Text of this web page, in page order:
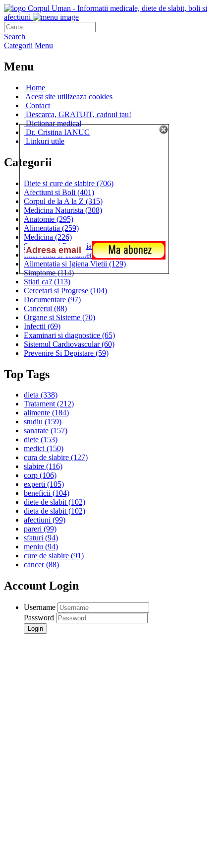
Corpul Uman - Informatii medicale, diete de slabit, boli si
afectiuni
Search
Categorii Menu
Menu
Home
Acest site utilizeaza cookies
Contact
Descarca, GRATUIT, cadoul tau!
Dictionar medical
Dr. Cristina IANUC
Linkuri utile
Categorii
Diete si cure de slabire (706)
Afectiuni si Boli (401)
Corpul de la A la Z (315)
Medicina Naturista (308)
Anatomie (295)
Alimentatia (259)
Medicina (226)
Sanatatea si Preventia(170)
Interventii si Tratamente(167)
Alimentatia si Igiena Vietii (129)
Simptome(114)
Stiati ca? (113)
Cercetari si Progrese (104)
Documentare (97)
Cancerul (88)
Organe si Sisteme (70)
Infectii (69)
Examinari si diagnostice (65)
Sistemul Cardiovascular(60)
Prevenire Si Depistare (59)
Top Tags
dieta (338)
Tratament(212)
alimente (184)
studiu (159)
sanatate (157)
diete (153)
medici (150)
cura de slabire (127)
slabire (116)
corp (106)
experti (105)
beneficii (104)
diete de slabit(102)
dieta de slabit(102)
afectiuni (99)
pareri (99)
sfaturi (94)
meniu (94)
cure de slabire (91)
cancer(88)
Account Login
Username
Password